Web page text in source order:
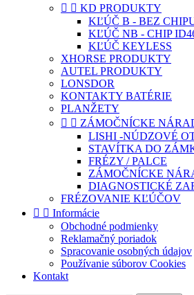
  KD PRODUKTY
KĽÚČ B - BEZ
KĽÚČ NB - CHIP
KĽÚČ KEYLESS
XHORSE PRODUKTY
AUTEL PRODUKTY
LONSDOR
KONTAKTY BATÉRIE
PLANŽETY
  ZÁMOČNÍCKE
LISHI -NÚDZOVÉ
STAVÍTKA DO
FRÉZY / PALCE
ZÁMOČNÍCKE
DIAGNOSTICKÉ
FRÉZOVANIE KĽÚČOV
  Informácie
Obchodné podmienky
Reklamačný poriadok
Spracovanie osobných údajov
Používanie súborov Cookies
Kontakt